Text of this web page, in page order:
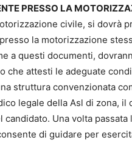
PRESSO LA
civile, si dovrà
la motorizzazione
a questi documenti,
che attesti le adeguate
struttura convenzionata
legale della Asl di zona,
candidato. Una volta
di guidare per